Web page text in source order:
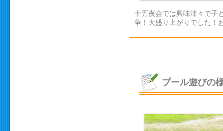
十五夜会では興味津々で子
争！大盛り上がりでした！
プール遊びの